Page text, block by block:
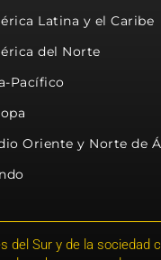
Latina y el Caribe
del Norte
Pacífico
Oriente y Norte de
Sur y de la sociedad